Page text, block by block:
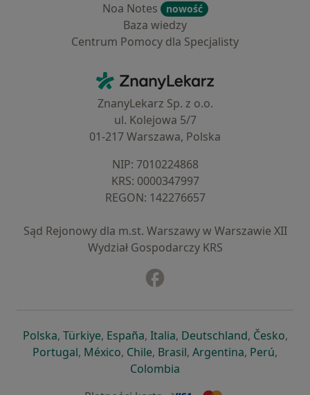
Noa Notes
nowość
Baza wiedzy
Centrum Pomocy dla Specjalisty
ZnanyLekarz - Strona główna
ZnanyLekarz Sp. z o.o.
ul. Kolejowa 5/7
01-217 Warszawa, Polska
NIP: ⁠7010224868
KRS: ⁠0000347997
REGON: ⁠142276657
Sąd Rejonowy dla m.st. Warszawy w Warszawie XII
Wydział Gospodarczy KRS
Polskaotwiera się w nowej karcie
, Türkiyeotwiera się w nowej karcie
, Españaotwiera się w nowej karcie
, Italiaotwiera się w nowej
, Deutschlandotwiera się
, Česko,
Portugalotwiera się w nowej karcie
, Méxicootwiera się w nowej karcie
, Chileotwiera się w nowej karcie
, Brasilotwiera się w nowej
, Argentinaotwiera się
, Perú,
Colombia